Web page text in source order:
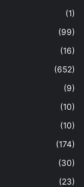
(1)
(99)
(16)
(652)
(9)
(10)
(10)
(174)
(30)
(23)